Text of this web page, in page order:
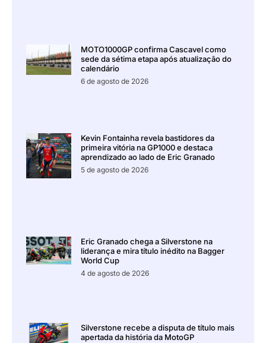
MOTO1000GP confirma Cascavel como
sede da sétima etapa após atualização do
calendário
6 de agosto de 2026
Kevin Fontainha revela bastidores da
primeira vitória na GP1000 e destaca
aprendizado ao lado de Eric Granado
5 de agosto de 2026
Eric Granado chega a Silverstone na
liderança e mira título inédito na Bagger
World Cup
4 de agosto de 2026
Silverstone recebe a disputa de título mais
apertada da história da MotoGP